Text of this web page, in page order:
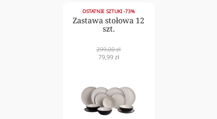
OSTATNIE SZTUKI -73%
Zastawa stołowa 12
szt.
Cena
normalna
299,00 zł
Cena
79,99 zł